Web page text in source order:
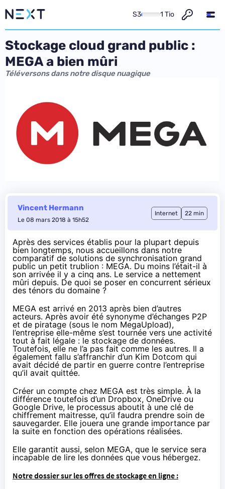
S3 1 Tio
Stockage cloud grand public :
MEGA a bien mûri
Téléversons dans notre disque nuagique
Vincent Hermann
Le 08 mars 2018 à 15h52
Internet 22 min
Après des services établis pour la plupart depuis
bien longtemps, nous accueillons dans notre
comparatif de solutions de synchronisation grand
public un petit trublion : MEGA. Du moins l’était-il à
son arrivée il y a cinq ans. Le service a nettement
mûri depuis. De quoi se poser en concurrent sérieux
des ténors du domaine ?
MEGA est arrivé en 2013 après bien d’autres
acteurs. Après avoir été synonyme d’échanges P2P
et de piratage (sous le nom MegaUpload),
l’entreprise elle-même s’est tournée vers une activité
tout à fait légale : le stockage de données.
Toutefois, elle ne l’a pas fait comme les autres. Il a
également fallu s’affranchir d’un Kim Dotcom qui
avait décidé de partir en guerre contre l’entreprise
qu’il avait quittée.
Créer un compte chez MEGA est très simple. À la
différence toutefois d’un Dropbox, OneDrive ou
Google Drive, le processus aboutit à une clé de
chiffrement maitresse, qu’il faudra prendre soin de
sauvegarder. Elle jouera une grande importance par
la suite en fonction des opérations réalisées.
Elle garantit aussi, selon MEGA, que le service sera
incapable de lire les données que vous hébergez.
Notre dossier sur les offres de stockage en ligne :